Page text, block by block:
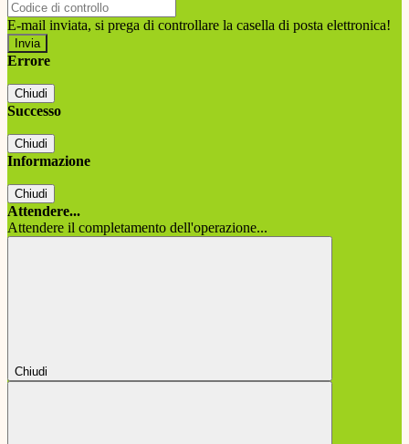
E-mail inviata, si prega di controllare la casella di posta elettronica!
Errore
Chiudi
Successo
Chiudi
Informazione
Chiudi
Attendere...
Attendere il completamento dell'operazione...
Chiudi